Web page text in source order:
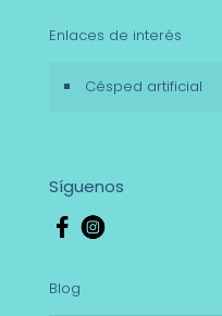
Enlaces de interés
Césped artificial
Síguenos
Blog